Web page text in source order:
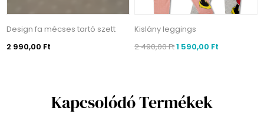
Design fa mécses tartó szett
2 990,00 Ft
Kislány leggings
2 490,00 Ft1 590,00 Ft
Kapcsolódó Termékek